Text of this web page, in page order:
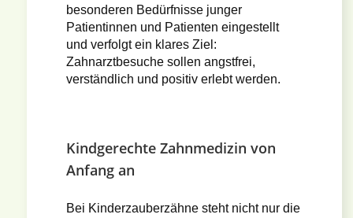
besonderen Bedürfnisse junger
Patientinnen und Patienten eingestellt
und verfolgt ein klares Ziel:
Zahnarztbesuche sollen angstfrei,
verständlich und positiv erlebt werden.
Kindgerechte Zahnmedizin von
Anfang an
Bei Kinderzauberzähne steht nicht nur die